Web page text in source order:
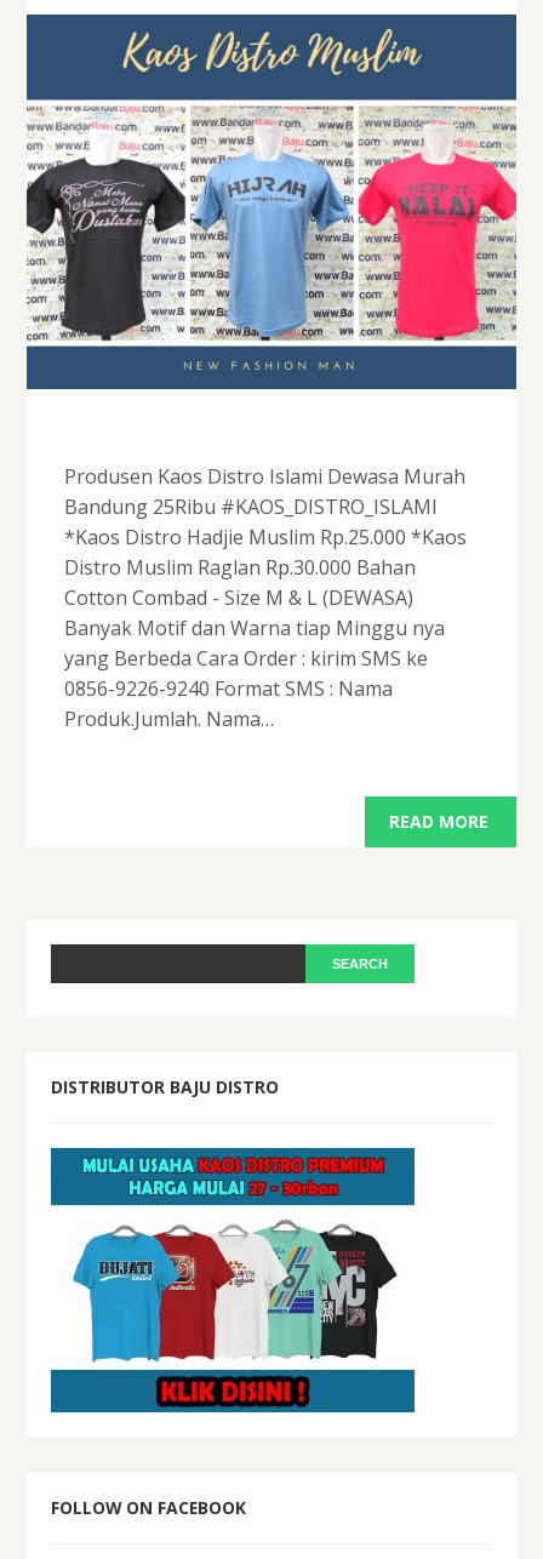
Produsen Kaos Distro Islami Dewasa Murah
Bandung 25Ribu #KAOS_DISTRO_ISLAMI
*Kaos Distro Hadjie Muslim Rp.25.000 *Kaos
Distro Muslim Raglan Rp.30.000 Bahan
Cotton Combad - Size M & L (DEWASA)
Banyak Motif dan Warna tiap Minggu nya
yang Berbeda Cara Order : kirim SMS ke
0856-9226-9240 Format SMS : Nama
Produk.Jumlah. Nama…
READ MORE
DISTRIBUTOR BAJU DISTRO
FOLLOW ON FACEBOOK